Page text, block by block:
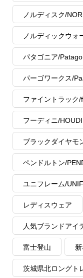
ノルディスク/
ノルディックウォ
パタゴニア/
パーゴワークス/
ファイントラック
フーディニ/
ブラックダイヤモ
ペンドルトン/
ユニフレーム/
レディスウェア
人気ブランドアイ
富士登山
茨城県北ロングト